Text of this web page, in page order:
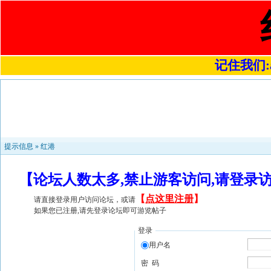
记住我们
提示信息 » 红港
【论坛人数太多,禁止游客访问,请登
请直接登录用户访问论坛，或请 【 点这里注册】
如果您已注册,请先登录论坛即可游览帖子
登录
用户名
密 码